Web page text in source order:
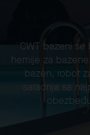
CWT bazeni
hemije za
bazen, robot
saradnja sa